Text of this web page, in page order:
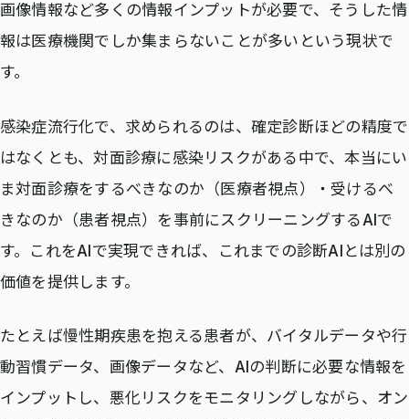
画像情報など多くの情報インプットが必要で、そうした情
報は医療機関でしか集まらないことが多いという現状で
す。
感染症流行化で、求められるのは、確定診断ほどの精度で
はなくとも、対面診療に感染リスクがある中で、本当にい
ま対面診療をするべきなのか（医療者視点）・受けるべ
きなのか（患者視点）を事前にスクリーニングするAIで
す。これをAIで実現できれば、これまでの診断AIとは別の
価値を提供します。
たとえば慢性期疾患を抱える患者が、バイタルデータや行
動習慣データ、画像データなど、AIの判断に必要な情報を
インプットし、悪化リスクをモニタリングしながら、オン